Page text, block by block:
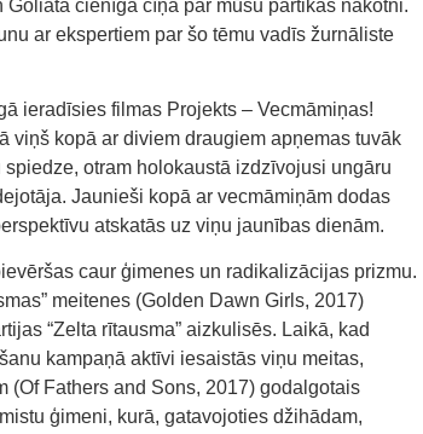
cienīgā cīņā par mūsu pārtikas nākotni.
ar ekspertiem par šo tēmu vadīs žurnāliste
ieradīsies filmas Projekts – Vecmāmiņas!
viņš kopā ar diviem draugiem apņemas tuvāk
otram holokaustā izdzīvojusi ungāru
Jaunieši kopā ar vecmāmiņām dodas
atskatās uz viņu jaunības dienām.
caur ģimenes un radikalizācijas prizmu.
meitenes (Golden Dawn Girls, 2017)
“Zelta rītausma” aizkulisēs. Laikā, kad
kampaņā aktīvi iesaistās viņu meitas,
(Of Fathers and Sons, 2017) godalgotais
ģimeni, kurā, gatavojoties džihādam,